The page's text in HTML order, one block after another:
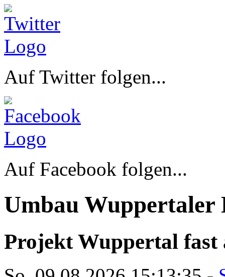
Auf Twitter folgen...
Auf Facebook folgen...
Umbau Wuppertaler
Projekt Wuppertal fast